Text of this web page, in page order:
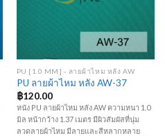
PU [1.0 MM] - ลายผ้าไหม หลัง AW
PU ลายผ้าไหม หลัง AW-37
฿120.00
หนัง PU ลายผ้าไหม หลัง AW ความหนา 1.0
มิล หน้ากว้าง 1.37 เมตร มีผิวสัมผัสที่นุ่ม
ลวดลายผ้าไหม มีลายและสีหลากหลาย